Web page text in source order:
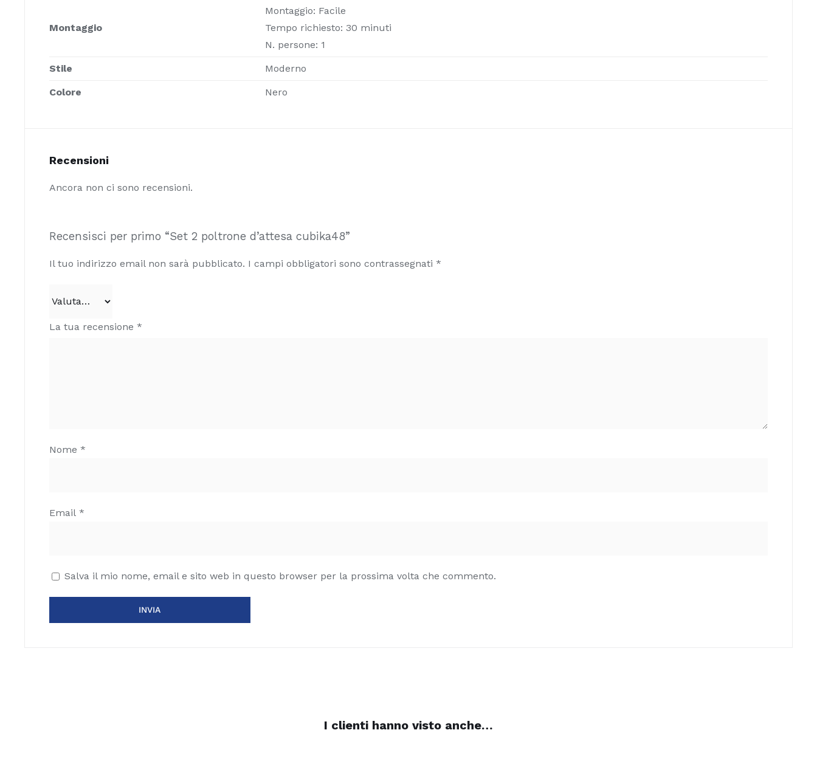
Montaggio
Montaggio: Facile
Tempo richiesto: 30 minuti
N. persone: 1
Stile Moderno
Colore Nero
Recensioni
Ancora non ci sono recensioni.
Recensisci per primo “Set 2 poltrone d’attesa cubika48”
Il tuo indirizzo email non sarà pubblicato. I campi obbligatori sono contrassegnati *
La tua recensione *
Nome *
Email *
Salva il mio nome, email e sito web in questo browser per la prossima volta che commento.
I clienti hanno visto anche…